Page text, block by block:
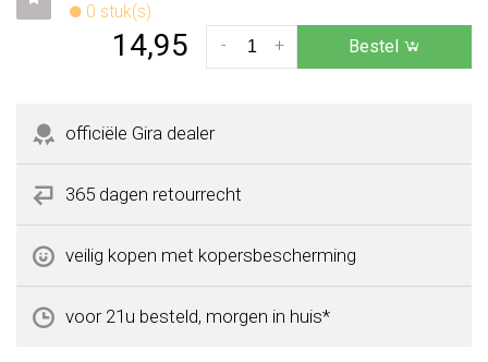
0 stuk(s)
14,95 +
- Bestel
officiële Gira dealer
365 dagen retourrecht
veilig kopen met kopersbescherming
voor 21u besteld, morgen in huis*